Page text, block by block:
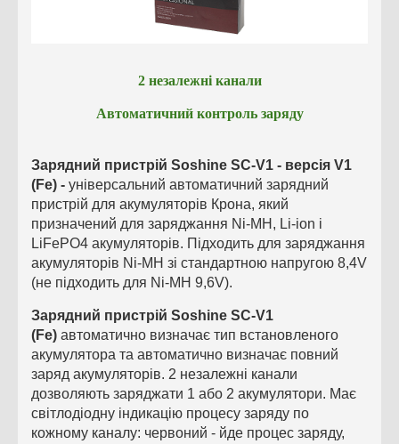
2 незалежні канали
Автоматичний контроль заряду
Зарядний пристрій Soshine SC-V1 - версія V1
(Fe) - універсальний автоматичний зарядний
пристрій для акумуляторів Крона, який
призначений для заряджання Ni-MH, Li-ion і
LiFePO4 акумуляторів. Підходить для заряджання
акумуляторів Ni-MH зі стандартною напругою 8,4V
(не підходить для Ni-MH 9,6V).
Зарядний пристрій Soshine SC-V1
(Fe) автоматично визначає тип встановленого
акумулятора та автоматично визначає повний
заряд акумуляторів. 2 незалежні канали
дозволяють заряджати 1 або 2 акумулятори. Має
світлодіодну індикацію процесу заряду по
кожному каналу: червоний - йде процес заряду,